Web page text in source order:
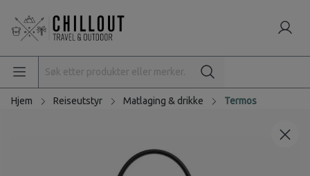
Hjem Reiseutstyr Matlaging & drikke Termos